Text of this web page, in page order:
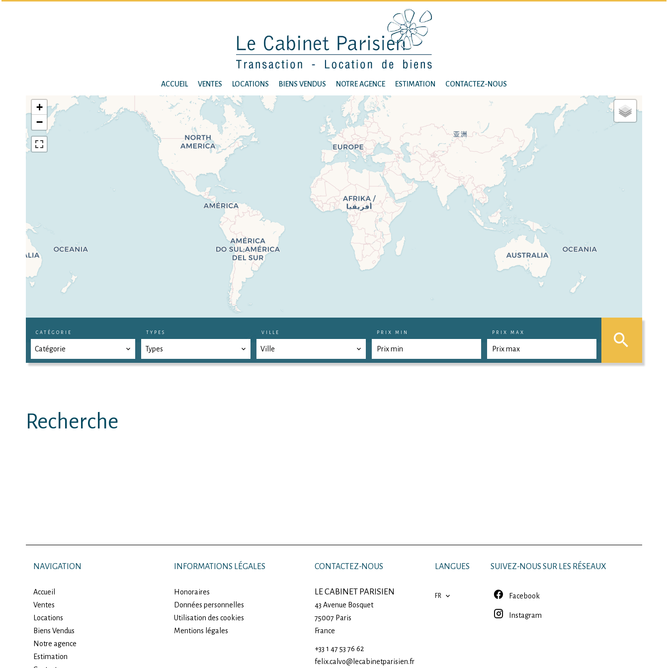
ACCUEIL VENTES LOCATIONS BIENS VENDUS NOTRE AGENCE ESTIMATION CONTACTEZ-NOUS
+
−
CATÉGORIE
Catégorie
TYPES
Types
VILLE
Ville
PRIX MIN PRIX MAX
Recherche
NAVIGATION
Accueil
Ventes
Locations
Biens Vendus
Notre agence
Estimation
INFORMATIONS LÉGALES
Honoraires
Données personnelles
Utilisation des cookies
Mentions légales
CONTACTEZ-NOUS
LE CABINET PARISIEN
43 Avenue Bosquet
75007 Paris
France
+33 1 47 53 76 62
felix.calvo@lecabinetparisien.fr
LANGUES
FR
SUIVEZ-NOUS SUR LES RÉSEAUX
Facebook
Instagram